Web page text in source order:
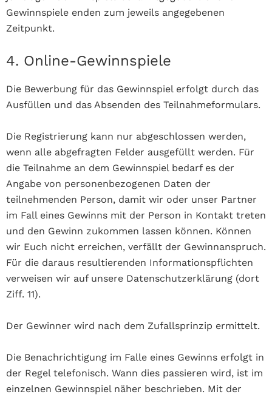
Gewinnspiele enden zum jeweils angegebenen
Zeitpunkt.
4. Online-Gewinnspiele
Die Bewerbung für das Gewinnspiel erfolgt durch das
Ausfüllen und das Absenden des Teilnahmeformulars.
Die Registrierung kann nur abgeschlossen werden,
wenn alle abgefragten Felder ausgefüllt werden. Für
die Teilnahme an dem Gewinnspiel bedarf es der
Angabe von personenbezogenen Daten der
teilnehmenden Person, damit wir oder unser Partner
im Fall eines Gewinns mit der Person in Kontakt treten
und den Gewinn zukommen lassen können. Können
wir Euch nicht erreichen, verfällt der Gewinnanspruch.
Für die daraus resultierenden Informationspflichten
verweisen wir auf unsere Datenschutzerklärung (dort
Ziff. 11).
Der Gewinner wird nach dem Zufallsprinzip ermittelt.
Die Benachrichtigung im Falle eines Gewinns erfolgt in
der Regel telefonisch. Wann dies passieren wird, ist im
einzelnen Gewinnspiel näher beschrieben. Mit der